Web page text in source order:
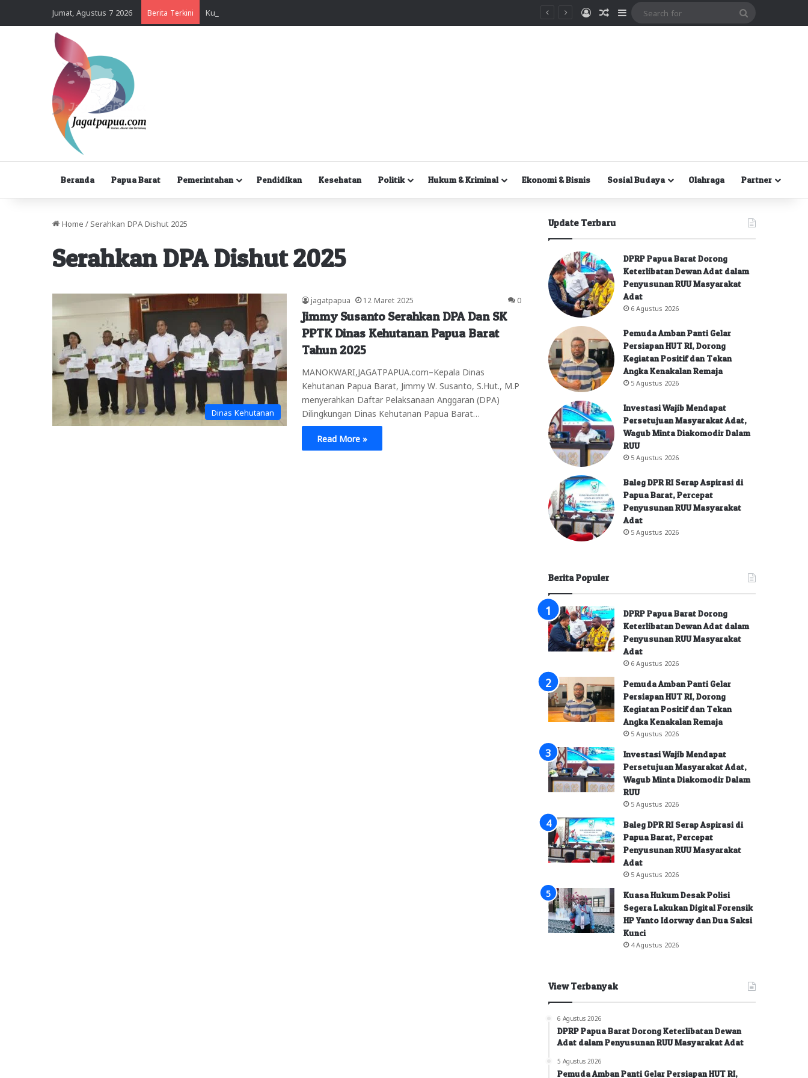
Jumat, Agustus 7 2026 Berita Terkini MasukRandom Article
Sidebar
Beranda Papua Barat Pemerintahan Pendidikan Kesehatan Politik Hukum & Kriminal Ekonomi & Bisnis Sosial Budaya Olahraga Partner
Home / Serahkan DPA Dishut 2025
Serahkan DPA Dishut 2025
Dinas Kehutanan
jagatpapua 12 Maret 2025 0
Jimmy Susanto Serahkan DPA Dan SK
PPTK Dinas Kehutanan Papua Barat
Tahun 2025
MANOKWARI,JAGATPAPUA.com–Kepala Dinas
Kehutanan Papua Barat, Jimmy W. Susanto, S.Hut., M.P
menyerahkan Daftar Pelaksanaan Anggaran (DPA)
Dilingkungan Dinas Kehutanan Papua Barat…
Read More »
Update Terbaru
DPRP Papua Barat Dorong
Keterlibatan Dewan Adat dalam
Penyusunan RUU Masyarakat
Adat
6 Agustus 2026
Pemuda Amban Panti Gelar
Persiapan HUT RI, Dorong
Kegiatan Positif dan Tekan
Angka Kenakalan Remaja
5 Agustus 2026
Investasi Wajib Mendapat
Persetujuan Masyarakat Adat,
Wagub Minta Diakomodir Dalam
RUU
5 Agustus 2026
Baleg DPR RI Serap Aspirasi di
Papua Barat, Percepat
Penyusunan RUU Masyarakat
Adat
5 Agustus 2026
Berita Populer
DPRP Papua Barat Dorong
Keterlibatan Dewan Adat dalam
Penyusunan RUU Masyarakat
Adat
6 Agustus 2026
Pemuda Amban Panti Gelar
Persiapan HUT RI, Dorong
Kegiatan Positif dan Tekan
Angka Kenakalan Remaja
5 Agustus 2026
Investasi Wajib Mendapat
Persetujuan Masyarakat Adat,
Wagub Minta Diakomodir Dalam
RUU
5 Agustus 2026
Baleg DPR RI Serap Aspirasi di
Papua Barat, Percepat
Penyusunan RUU Masyarakat
Adat
5 Agustus 2026
Kuasa Hukum Desak Polisi
Segera Lakukan Digital Forensik
HP Yanto Idorway dan Dua Saksi
Kunci
4 Agustus 2026
View Terbanyak
6 Agustus 2026
DPRP Papua Barat Dorong Keterlibatan Dewan
Adat dalam Penyusunan RUU Masyarakat Adat
5 Agustus 2026
Pemuda Amban Panti Gelar Persiapan HUT RI,